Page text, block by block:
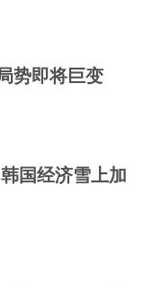
势即将巨变
国经济雪上加